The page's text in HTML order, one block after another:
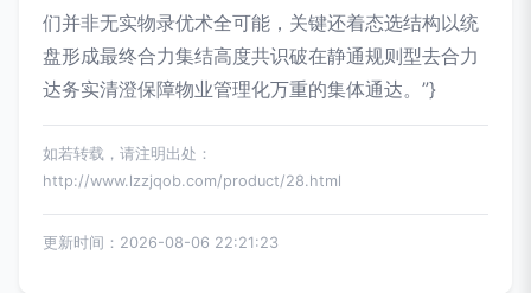
们并非无实物录优术全可能，关键还着态选结构以统
盘形成最终合力集结高度共识破在静通规则型去合力
达务实清澄保障物业管理化万重的集体通达。”}
如若转载，请注明出处：
http://www.lzzjqob.com/product/28.html
更新时间：2026-08-06 22:21:23